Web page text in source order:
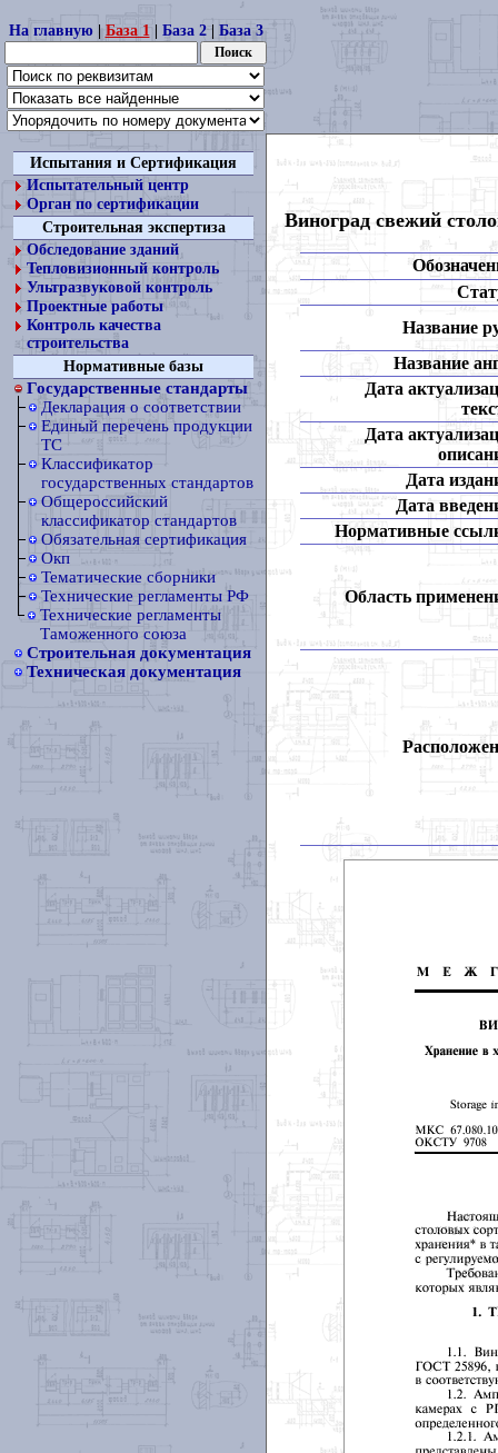
На главную| База 1| База 2| База 3
Испытания и Сертификация
Испытательный центр
Орган по сертификации
Строительная экспертиза
Обследование зданий
Тепловизионный контроль
Ультразвуковой контроль
Проектные работы
Контроль качества
строительства
Нормативные базы
Государственные стандарты
Декларация о соответствии
Единый перечень продукции
ТС
Классификатор
государственных стандартов
Общероссийский
классификатор стандартов
Обязательная сертификация
Окп
Тематические сборники
Технические регламенты РФ
Технические регламенты
Таможенного союза
Строительная документация
Техническая документация
Виноград свежий
Название
Название
Дата
Дата
Дата
Дата
Нормативные
Область